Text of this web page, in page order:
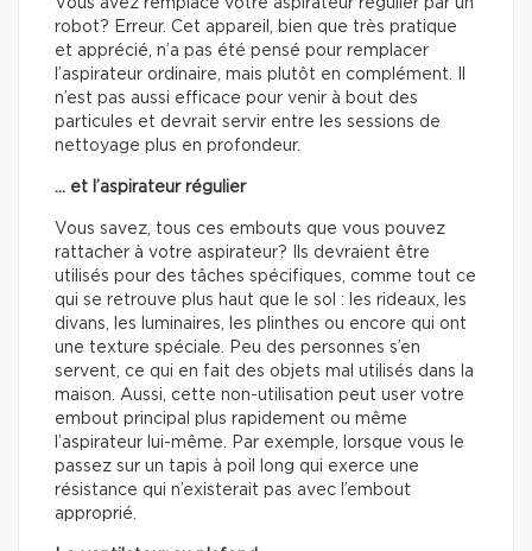
Vous avez remplacé votre aspirateur régulier par un
robot? Erreur. Cet appareil, bien que très pratique
et apprécié, n’a pas été pensé pour remplacer
l’aspirateur ordinaire, mais plutôt en complément. Il
n’est pas aussi efficace pour venir à bout des
particules et devrait servir entre les sessions de
nettoyage plus en profondeur.
… et l’aspirateur régulier
Vous savez, tous ces embouts que vous pouvez
rattacher à votre aspirateur? Ils devraient être
utilisés pour des tâches spécifiques, comme tout ce
qui se retrouve plus haut que le sol : les rideaux, les
divans, les luminaires, les plinthes ou encore qui ont
une texture spéciale. Peu des personnes s’en
servent, ce qui en fait des objets mal utilisés dans la
maison. Aussi, cette non-utilisation peut user votre
embout principal plus rapidement ou même
l’aspirateur lui-même. Par exemple, lorsque vous le
passez sur un tapis à poil long qui exerce une
résistance qui n’existerait pas avec l’embout
approprié.